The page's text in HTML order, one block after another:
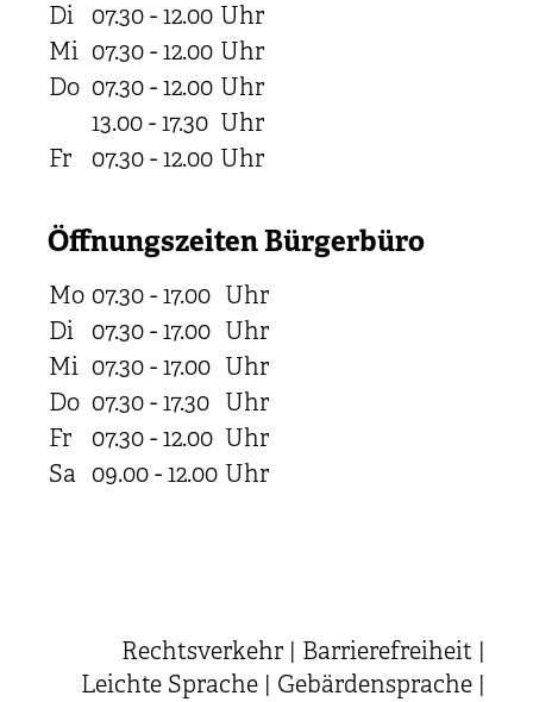
Di
07.30 - 12.00 Uhr
Mi 07.30 - 12.00 Uhr
Do 07.30 - 12.00 Uhr
13.00 - 17.30 Uhr
Fr
07.30 - 12.00 Uhr
Öffnungszeiten Bürgerbüro
Mo 07.30 - 17.00 Uhr
Di
07.30 - 17.00 Uhr
Mi 07.30 - 17.00 Uhr
Do 07.30 - 17.30 Uhr
Fr
07.30 - 12.00 Uhr
Sa 09.00 - 12.00 Uhr
Rechtsverkehr Barrierefreiheit
Leichte Sprache
Gebärdensprache